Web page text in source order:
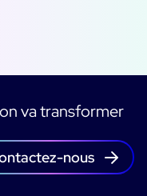
va transformer
nous